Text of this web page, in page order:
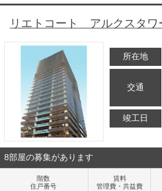
リエトコート アルクスタワ
所在地
交通
竣工日
8部屋の募集があります
階数
住戸番号
賃料
管理費・共益費